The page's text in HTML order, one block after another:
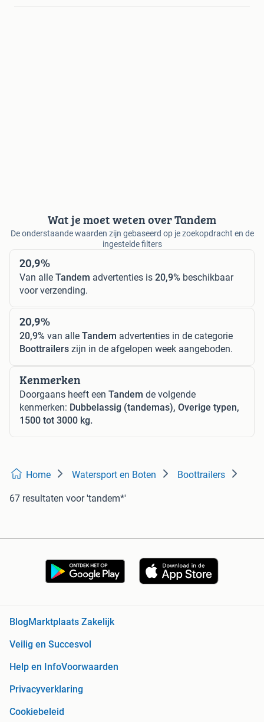
Wat je moet weten over Tandem
De onderstaande waarden zijn gebaseerd op je zoekopdracht en de
ingestelde filters
20,9%
Van alle Tandem advertenties is 20,9% beschikbaar
voor verzending.
20,9%
20,9% van alle Tandem advertenties in de categorie
Boottrailers zijn in de afgelopen week aangeboden.
Kenmerken
Doorgaans heeft een Tandem de volgende
kenmerken: Dubbelassig (tandemas), Overige typen,
1500 tot 3000 kg.
Home Watersport en Boten Boottrailers
67 resultaten voor 'tandem*'
Blog Marktplaats Zakelijk
Veilig en Succesvol
Help en InfoVoorwaarden
Privacyverklaring
Cookiebeleid